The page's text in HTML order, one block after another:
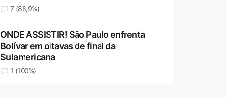
7 (88,9%)
ONDE ASSISTIR! São Paulo enfrenta
Bolívar em oitavas de final da
Sulamericana
1 (100%)